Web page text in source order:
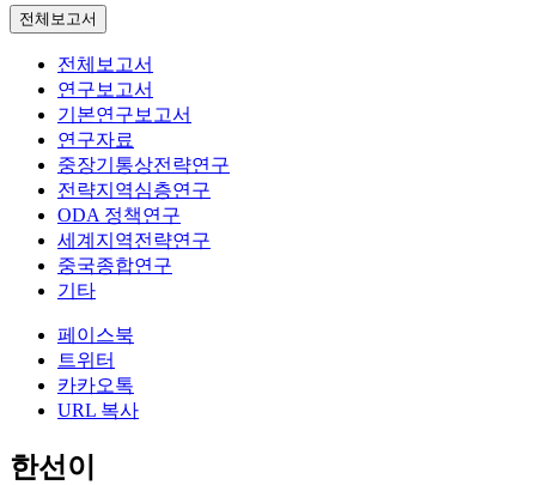
전체보고서
전체보고서
연구보고서
기본연구보고서
연구자료
중장기통상전략연구
전략지역심층연구
ODA 정책연구
세계지역전략연구
중국종합연구
기타
페이스북
트위터
카카오톡
URL 복사
한선이